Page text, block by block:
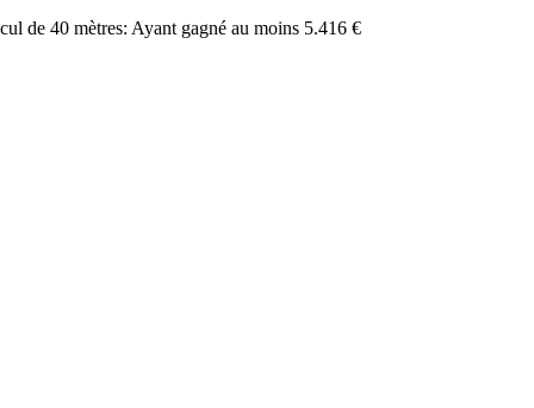
de 40 mètres: Ayant gagné au moins 5.416 €